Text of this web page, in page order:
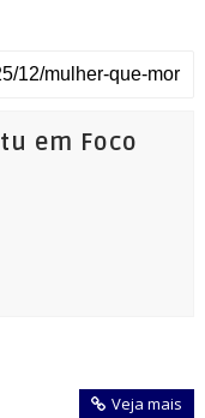
em Foco
Veja mais